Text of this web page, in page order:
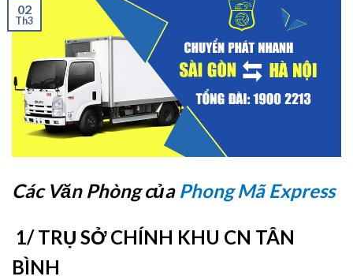
02
Th3
Các Văn Phòng của Phong Mã Express
1/ TRỤ SỞ CHÍNH KHU CN TÂN
BÌNH